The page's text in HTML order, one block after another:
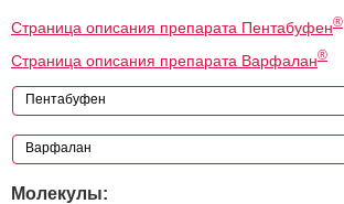
Страница описания препарата Пентабуфен®
Страница описания препарата Варфалан®
Молекулы: